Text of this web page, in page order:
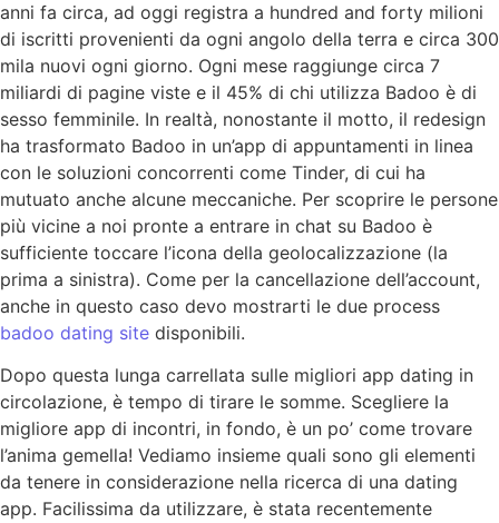
anni fa circa, ad oggi registra a hundred and forty milioni
di iscritti provenienti da ogni angolo della terra e circa 300
mila nuovi ogni giorno. Ogni mese raggiunge circa 7
miliardi di pagine viste e il 45% di chi utilizza Badoo è di
sesso femminile. In realtà, nonostante il motto, il redesign
ha trasformato Badoo in un’app di appuntamenti in linea
con le soluzioni concorrenti come Tinder, di cui ha
mutuato anche alcune meccaniche. Per scoprire le persone
più vicine a noi pronte a entrare in chat su Badoo è
sufficiente toccare l’icona della geolocalizzazione (la
prima a sinistra). Come per la cancellazione dell’account,
anche in questo caso devo mostrarti le due process
badoo dating site disponibili.
Dopo questa lunga carrellata sulle migliori app dating in
circolazione, è tempo di tirare le somme. Scegliere la
migliore app di incontri, in fondo, è un po’ come trovare
l’anima gemella! Vediamo insieme quali sono gli elementi
da tenere in considerazione nella ricerca di una dating
app. Facilissima da utilizzare, è stata recentemente